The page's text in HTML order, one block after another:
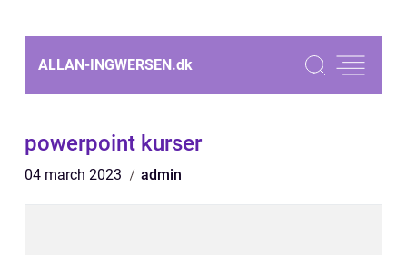
ALLAN-INGWERSEN.dk
powerpoint kurser
04 march 2023 admin